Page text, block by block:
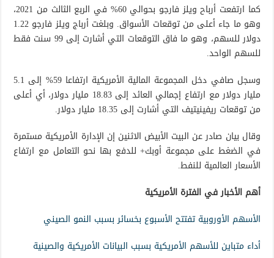
كما ارتفعت أرباح ويلز فارجو بحوالي 60% في الربع الثالث من 2021،
وهو ما جاء أعلى من توقعات الأسواق. وبلغت أرباج ويلز فارجو 1.22
دولار للسهم، وهو ما فاق التوقعات التي أشارت إلى 99 سنت فقط
للسهم الواحد.
وسجل صافي دخل المجموعة المالية الأمريكية ارتفاعا 59% إلى 5.1
مليار دولار مع ارتفاع إجمالي العائد إلى 18.83 مليار دولار، أي أعلى
من توقعات ريفينيتيف التي أشارت إلى 18.35 مليار دولار.
وقال بيان صادر عن البيت الأبيض الاثنين إن الإدارة الأمريكية مستمرة
في الضغط على مجموعة أوبك+ للدفع بها نحو التعامل مع ارتفاع
الأسعار العالمية للنفط.
أهم الأخبار في الفترة الأمريكية
الأسهم الأوروبية تفتتح الأسبوع بخسائر بسبب النمو الصيني
أداء متباين للأسهم الأمريكية بسبب البيانات الأمريكية والصينية